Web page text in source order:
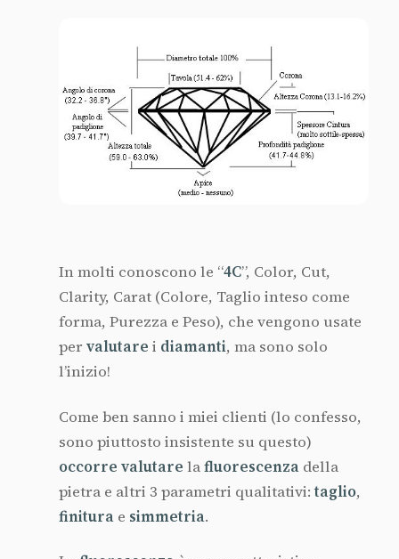
In molti conoscono le “4C”, Color, Cut,
Clarity, Carat (Colore, Taglio inteso come
forma, Purezza e Peso), che vengono usate
pervalutare i diamanti, ma sono solo
l’inizio!
Come ben sanno i miei clienti (lo confesso,
sono piuttosto insistente su questo)
occorre valutare lafluorescenza della
pietra e altri 3 parametri qualitativi:taglio,
finitura e simmetria.